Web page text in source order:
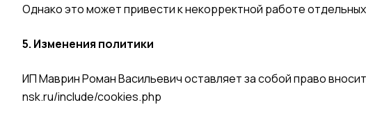
Однако это может привести к некорректной работе
5. Изменения политики
ИП Маврин Роман Васильевич оставляет за собой право
nsk.ru/include/cookies.php